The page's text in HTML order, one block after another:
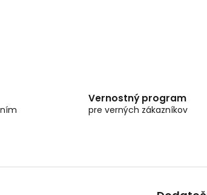
Vernostný program
pre verných zákazníkov